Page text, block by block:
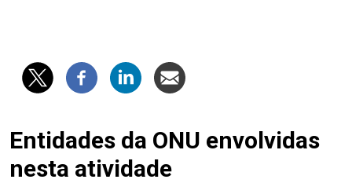
Entidades da ONU envolvidas
nesta atividade